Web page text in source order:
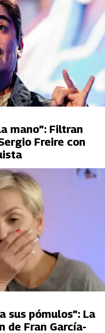
mano”: Filtran
Freire con
sus pómulos”: La
de Fran García-